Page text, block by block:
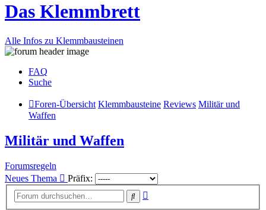
Das Klemmbrett
Alle Infos zu Klemmbausteinen
FAQ
Suche
Foren-Übersicht Klemmbausteine Reviews Militär und
Waffen
Militär und Waffen
Forumsregeln
Neues Thema
Präfix:
Suche